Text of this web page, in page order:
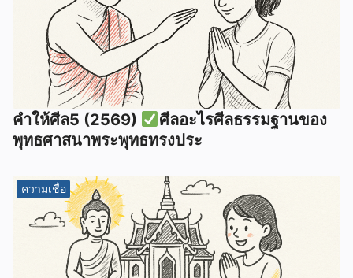
คำให้ศีล5 (2569)
ศีลอะไรศีลธรรมฐานของ
พุทธศาสนาพระพุทธทรงประ
ความเชื่อ